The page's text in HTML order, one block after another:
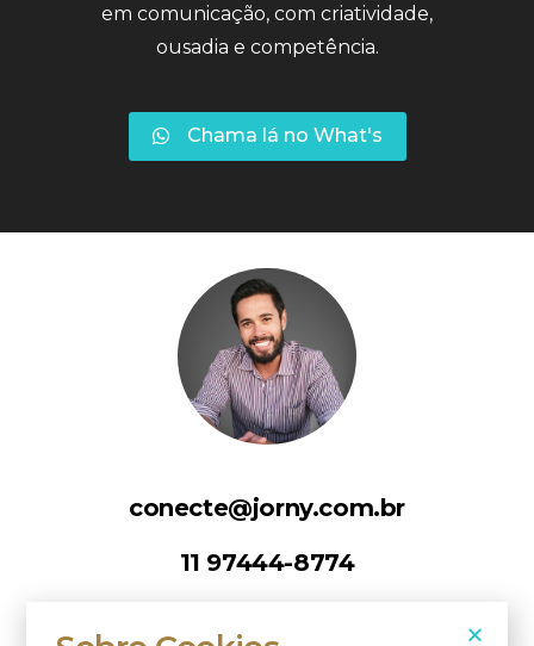
em comunicação, com criatividade,
ousadia e competência.
Chama lá no What's
conecte@jorny.com.br
11 97444-8774
Segue lá